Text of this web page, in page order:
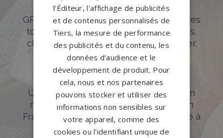
originales
GPG Granit offre un large choix de pierres
tombales en granit de styles modernes,
classiques ou originales à personnaliser.
DÉCOUVREZ NOTRE CATALOGUE
Accompagnement sur-mesure
Un accompagnement sur mesure et un
réseau de 1200 partenaires partout en
France. Personnalisation avancée grâce à
notre configurateur 3D en ligne.
l’Éditeur, l'affichage de publicités
et de contenus personnalisés de
Tiers, la mesure de performance
des publicités et du contenu, les
données d’audience et le
développement de produit. Pour
cela, nous et nos partenaires
pouvons stocker et utiliser des
informations non sensibles sur
votre appareil, comme des
cookies ou l'identifiant unique de